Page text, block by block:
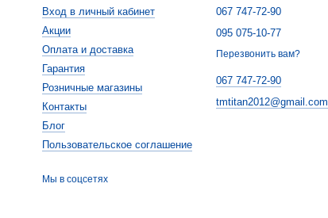
Вход в личный кабинет
Акции
Оплата и доставка
Гарантия
Розничные магазины
Контакты
Блог
Пользовательское соглашение
Мы в соцсетях
067 747-72-90
095 075-10-77
Перезвонить вам?
067 747-72-90
tmtitan2012@gmail.com